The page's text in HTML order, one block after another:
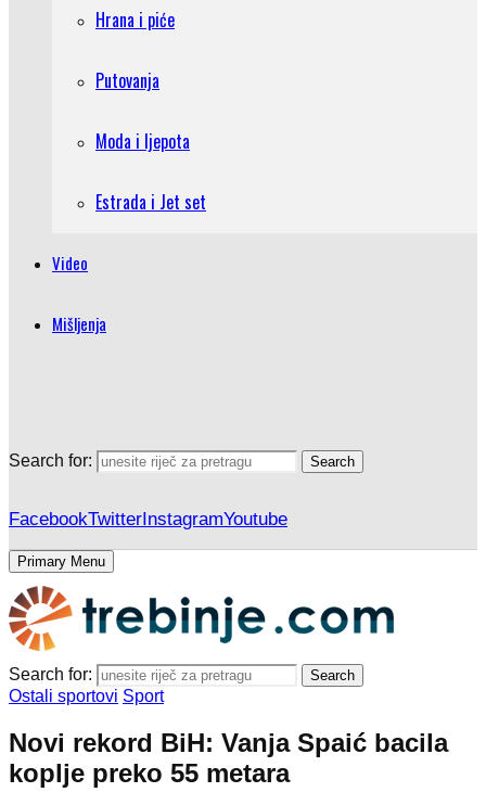
Hrana i piće
Putovanja
Moda i ljepota
Estrada i Jet set
Video
Mišljenja
Search for: Search
FacebookTwitterInstagramYoutube
Primary Menu
Search for: Search
Ostali sportovi Sport
Novi rekord BiH: Vanja Spaić bacila
koplje preko 55 metara